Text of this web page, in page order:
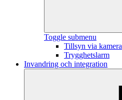
Toggle submenu
Tillsyn via kamera
Trygghetslarm
Invandring och integration